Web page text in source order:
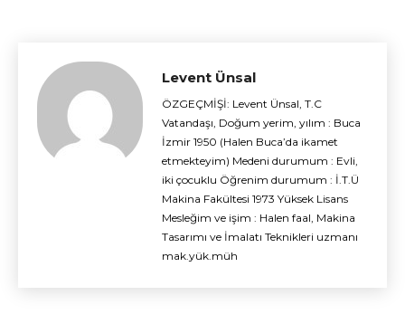
Levent Ünsal
ÖZGEÇMİŞİ: Levent Ünsal, T.C
Vatandaşı, Doğum yerim, yılım : Buca
İzmir 1950 (Halen Buca’da ikamet
etmekteyim) Medeni durumum : Evli,
iki çocuklu Öğrenim durumum : İ.T.Ü
Makina Fakültesi 1973 Yüksek Lisans
Mesleğim ve işim : Halen faal, Makina
Tasarımı ve İmalatı Teknikleri uzmanı
mak.yük.müh